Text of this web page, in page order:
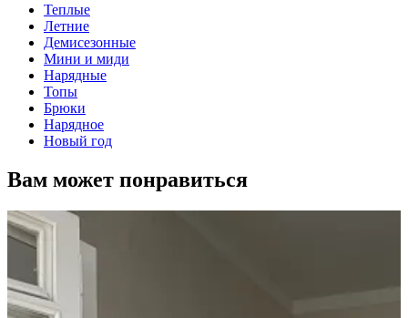
Теплые
Летние
Демисезонные
Мини и миди
Нарядные
Топы
Брюки
Нарядное
Новый год
Вам может понравиться